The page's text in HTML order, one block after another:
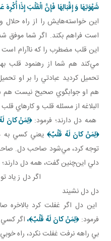
شَهْوَتِهَا وَ إِقْبَالِهَا فَإِنَّ الْقَلْبَ إِذَا
اين خواسته‌هايش را از راه حلال
است فراهم بکند. اگر شما موفق
اين قلب مضطرب را که ناآرام است
مي‌کند هم شما از رهنمود قلب
تحميل کرديد عبادتي را بر او
هم او جوابگوي صحيح نيست هم
البلاغه از مسئله قلب و کارهاي
همه دل دارند؛ فرمود:﴿لِمَنْ كانَ
﴿لِمَنْ كانَ لَهُ قَلْبٌ﴾يعني کسي به
توجه کرد، مي‌شود صاحب دل.
دلي اين‌چنين گفت، همه دل دارند؛
اگر دل ز ياد تو
دل دل نشيند
اين دل اگر غفلت کرد بالاخره
فرمود:﴿لِمَنْ كانَ لَهُ قَلْبٌ﴾، اگر
بي راهه نرفت غفلت نکرد، راه